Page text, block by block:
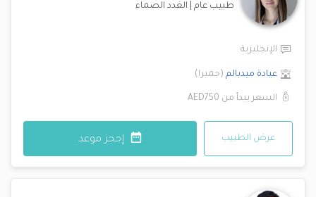
طبيب عام الغدد الصماء
الإنجليزية
عيادة ميدبالم (جميرا)
السعر يبدأ من AED750
عرض الطبيب إحجز موعد